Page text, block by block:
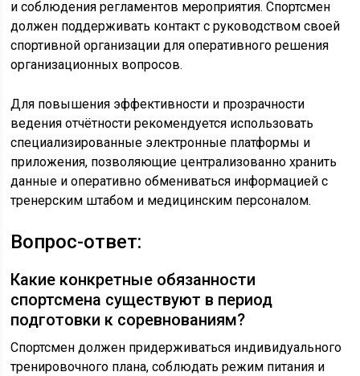
и соблюдения регламентов мероприятия. Спортсмен
должен поддерживать контакт с руководством своей
спортивной организации для оперативного решения
организационных вопросов.
Для повышения эффективности и прозрачности
ведения отчётности рекомендуется использовать
специализированные электронные платформы и
приложения, позволяющие централизованно хранить
данные и оперативно обмениваться информацией с
тренерским штабом и медицинским персоналом.
Вопрос-ответ:
Какие конкретные обязанности
спортсмена существуют в период
подготовки к соревнованиям?
Спортсмен должен придерживаться индивидуального
тренировочного плана, соблюдать режим питания и